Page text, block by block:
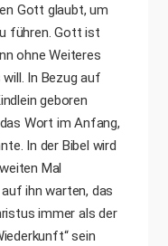
Gott glaubt, um
führen. Gott ist
ohne Weiteres
In Bezug auf
geboren
Wort im Anfang,
In der Bibel wird
Mal
ihn warten, das
immer als der
sein